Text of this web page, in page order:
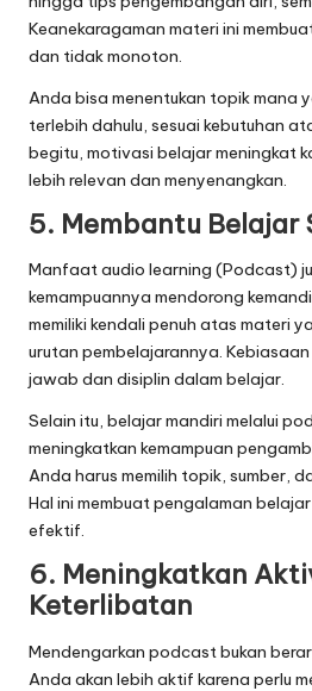
Keanekaragaman materi ini
dan tidak monoton.
Anda bisa menentukan topik mana
terlebih dahulu, sesuai kebutuhan
begitu, motivasi belajar meningkat
lebih relevan dan menyenangkan.
5. Membantu Belajar
Manfaat audio learning (Podcast)
kemampuannya mendorong
memiliki kendali penuh atas materi
urutan pembelajarannya.
jawab dan disiplin dalam belajar.
Selain itu, belajar mandiri melalui
meningkatkan kemampuan
Anda harus memilih topik, sumber,
Hal ini membuat pengalaman
efektif.
6. Meningkatkan
Keterlibatan
Mendengarkan podcast bukan
Anda akan lebih aktif karena perlu